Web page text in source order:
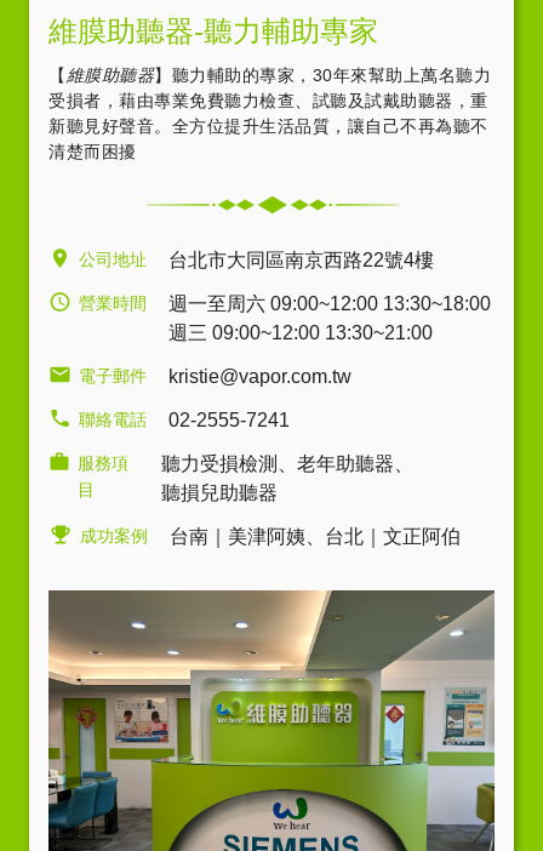
維膜助聽器-聽力輔助專家
【 維膜助聽器】聽力輔助的專家，30年來幫助上萬名聽力
受損者，藉由專業免費聽力檢查、試聽及試戴助聽器，重
新聽見好聲音。全方位提升生活品質，讓自己不再為聽不
清楚而困擾
公司地址 台北市大同區南京西路22號4樓
營業時間
週一至周六 09:00~12:00 13:30~18:00
週三 09:00~12:00 13:30~21:00
電子郵件 kristie@vapor.com.tw
聯絡電話 02-2555-7241
服務項
目
聽力受損檢測 老年助聽器
聽損兒助聽器
成功案例 台南｜美津阿姨 台北｜文正阿伯